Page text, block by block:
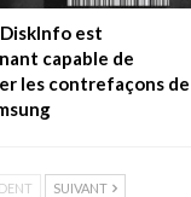
est
capable de
les contrefaçons de
SUIVANT